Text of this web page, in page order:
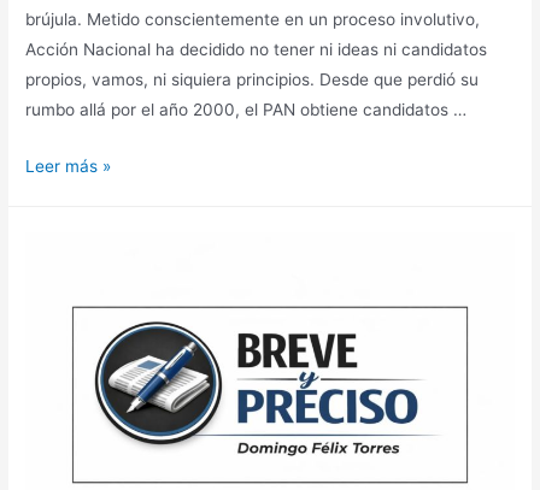
brújula. Metido conscientemente en un proceso involutivo,
Acción Nacional ha decidido no tener ni ideas ni candidatos
propios, vamos, ni siquiera principios. Desde que perdió su
rumbo allá por el año 2000, el PAN obtiene candidatos …
Leer más »